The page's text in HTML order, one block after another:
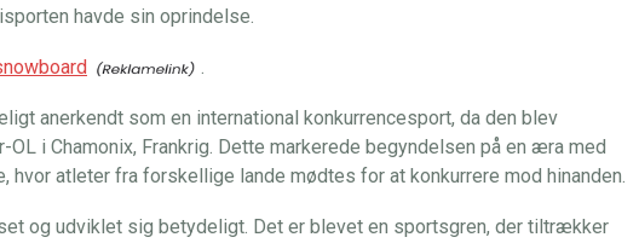
havde sin oprindelse.
.
anerkendt som en international konkurrencesport, da den blev
i Chamonix, Frankrig. Dette markerede begyndelsen på en æra med
hvor atleter fra forskellige lande mødtes for at konkurrere mod hinanden.
og udviklet sig betydeligt. Det er blevet en sportsgren, der tiltrækker